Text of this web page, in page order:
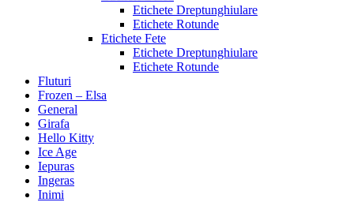
Etichete Dreptunghiulare
Etichete Rotunde
Etichete Fete
Etichete Dreptunghiulare
Etichete Rotunde
Fluturi
Frozen – Elsa
General
Girafa
Hello Kitty
Ice Age
Iepuras
Ingeras
Inimi